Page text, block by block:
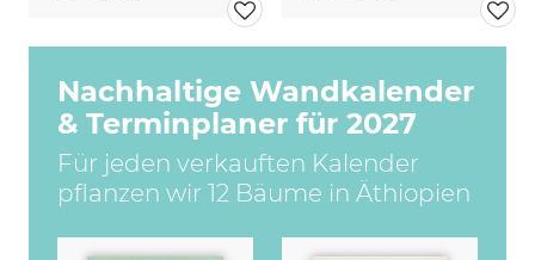
Nachhaltige Wandkalender
& Terminplaner für 2027
Für jeden verkauften Kalender
pflanzen wir 12 Bäume in Äthiopien